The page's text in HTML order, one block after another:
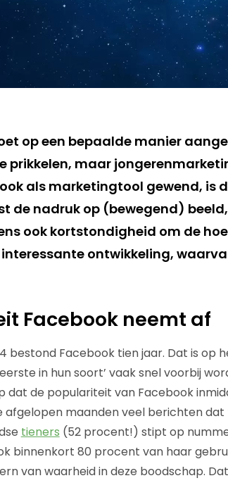
op een bepaalde manier
prikkelen, maar
als marketingtool gewend, is
de nadruk op (bewegend)
ook kortstondigheid om de
interessante ontwikkeling,
Facebook neemt af
bestond Facebook tien jaar. Dat is op
in hun soort’ vaak snel voorbij
dat de populariteit van Facebook
afgelopen maanden veel berichten
tieners (52 procent!) stipt op
binnenkort 80 procent van haar
van waarheid in deze boodschap.